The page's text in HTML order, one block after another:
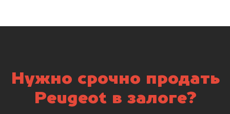
Нужно срочно продать
Peugeot в залоге?